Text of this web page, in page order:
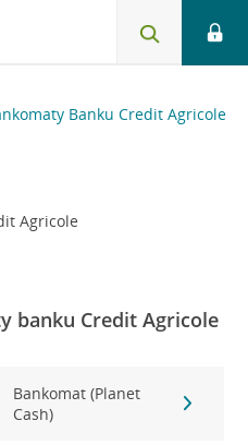
Banku Credit Agricole
Agricole
banku Credit Agricole
Bankomat (Planet
Cash)